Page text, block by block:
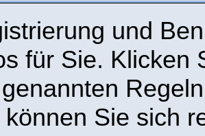
und
für Sie. Klicken
können Sie sich